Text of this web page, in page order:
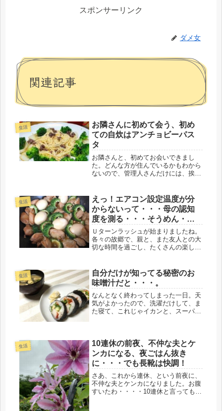
スポンサーリンク
ダメ女
関連記事
生活
お隣さんに初めて会う、初め
ての自炊はアンチョビーパス
タ
お隣さんと、初めてお会いできまし
た。どんな方が住んでいるかもわから
ないので、管理人さんだけには、挨拶
と、わざわざ、伝えに行く必要もな
し。すると、今朝、また山のようなゴ
ミを捨て...
生活
えっ！エアコン設定温度が分
からないって・・・母の認知
度を測る・・・そうめん・簡
単酢煮
Ｕターンラッシュが始まりましたね。
各々の故郷で、親と、また友人との大
切な時間を過ごし、たくさんの楽しい
れるもの＾＾・・・・お供えが着い
た？と母に電話をした。今、関西への
荷物...
生活
自分だけが知ってる秘密のお
味噌汁だと・・・。
なんとなく終わってしまった一日。天
気がよかったので、洗濯だけして、ま
た寝て、これじゃイカンと、スーパー
した。たまにはね、おひとりさまだ
し、...
生活
10連休の前夜、不仲な夫とケ
ンカになる、夜ごはん抜き
に・・・でも長靴は快調！
さあ、これから連休、という前夜に、
不仲な夫とケンカになりました。お腹
すいたわ・・・・10連休と言っても、